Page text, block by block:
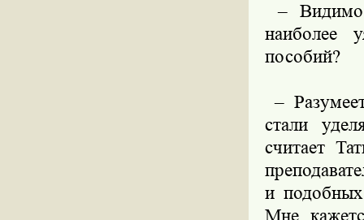
–
наиболее
пособий?
–
стали
считает
и подобных